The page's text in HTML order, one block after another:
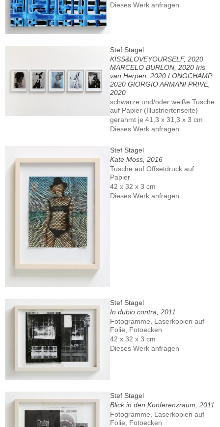
Dieses Werk anfragen
Stef Stagel
KISS&LOVEYOURSELF, 2020
MARCELO BURLON, 2020 Iris
van Herpen, 2020 LONGCHAMP,
2020 GIORGIO ARMANI PRIVE,
2020
schwarze und/oder weiße Tusche
auf Papier (Illustriertenseite)
gerahmt je 41,3 x 31,3 x 3 cm
Dieses Werk anfragen
Stef Stagel
Kate Moss, 2016
Tusche auf Offsetdruck auf
Papier
42 x 32 x 3 cm
Dieses Werk anfragen
Stef Stagel
In dubio contra, 2011
Fotogramme, Laserkopien auf
Folie, Fotoecken
42 x 32 x 3 cm
Dieses Werk anfragen
Stef Stagel
Blick in den Konferenzraum, 2011
Fotogramme, Laserkopien auf
Folie, Fotoecken